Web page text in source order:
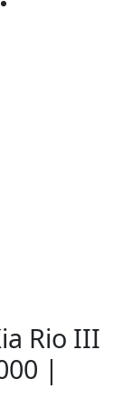
Rio III
|